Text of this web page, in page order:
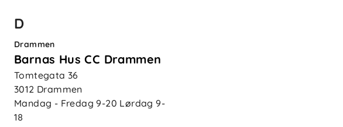
D
Drammen
Barnas Hus CC Drammen
Tomtegata 36
3012 Drammen
Mandag - Fredag9-20 Lørdag9-
18